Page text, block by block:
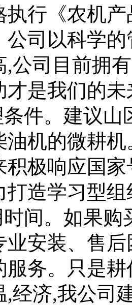
执行《农机
公司以科学
,公司目前拥
才是我们的
件。建议
油机的微耕
积极响应国
打造学习型
间。如果
业安装、售
服务。只是
,经济,我公司